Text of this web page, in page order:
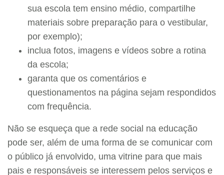
sua escola tem ensino médio, compartilhe
materiais sobre preparação para o vestibular,
por exemplo);
inclua fotos, imagens e vídeos sobre a rotina
da escola;
garanta que os comentários e
questionamentos na página sejam respondidos
com frequência.
Não se esqueça que a rede social na educação
pode ser, além de uma forma de se comunicar com
o público já envolvido, uma vitrine para que mais
pais e responsáveis se interessem pelos serviços e